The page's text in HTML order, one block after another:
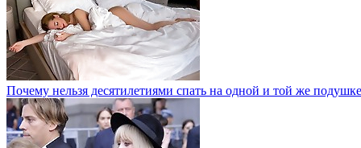
Почему нельзя десятилетиями спать на одной и той же подушке